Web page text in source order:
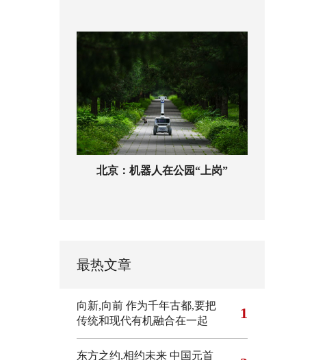
北京：机器人在公园“上岗”
最热文章
向新,向前 作为千年古都,要把
传统和现代有机融合在一起
1
东方之约,相约未来 中国元首